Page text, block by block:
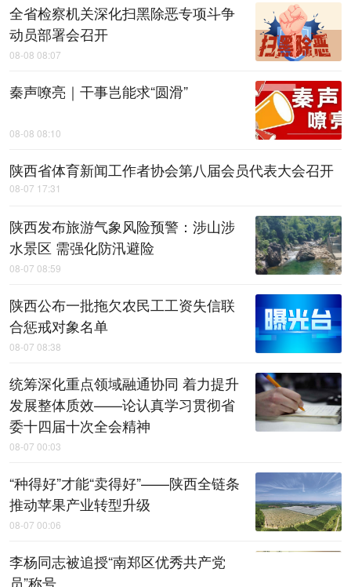
全省检察机关深化扫黑除恶专项斗争
动员部署会召开
08-08 08:07
秦声嘹亮｜干事岂能求“圆滑”
08-08 08:10
陕西省体育新闻工作者协会第八届会员代表大会召开
08-07 17:31
陕西发布旅游气象风险预警：涉山涉
水景区 需强化防汛避险
08-07 08:59
陕西公布一批拖欠农民工工资失信联
合惩戒对象名单
08-07 08:38
统筹深化重点领域融通协同 着力提升
发展整体质效——论认真学习贯彻省
委十四届十次全会精神
08-07 00:03
“种得好”才能“卖得好”——陕西全链条
推动苹果产业转型升级
08-07 00:06
李杨同志被追授“南郑区优秀共产党
员”称号